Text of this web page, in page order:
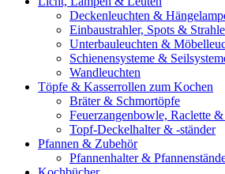
Deckenleuchten &
Einbaustrahler, Spots &
Unterbauleuchten &
Schienensysteme &
Wandleuchten
Töpfe & Kasserrollen zum Kochen
Bräter & Schmortöpfe
Feuerzangenbowle, Raclette
Topf-Deckelhalter & -ständer
Pfannen & Zubehör
Pfannenhalter &